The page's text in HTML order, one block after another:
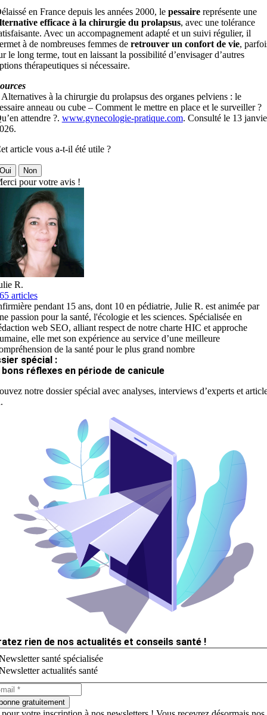
en France depuis les années 2000, le pessairereprésente une
efficace à la chirurgie du prolapsus, avec une tolérance
Avec un accompagnement adapté et un suivi régulier, il
à de nombreuses femmes de retrouver un confort de vie,
le long terme, tout en laissant la possibilité d’envisager d’autres
thérapeutiques si nécessaire.
à la chirurgie du prolapsus des organes pelviens : le
anneau ou cube – Comment le mettre en place et le surveiller ?
attendre ?. www.gynecologie-pratique.com. Consulté le 13
article vous a-t-il été utile ?
Non
pour votre avis !
R.
articles
pendant 15 ans, dont 10 en pédiatrie, Julie R. est animée par
passion pour la santé, l'écologie et les sciences. Spécialisée en
web SEO, alliant respect de notre charte HIC et approche
elle met son expérience au service d’une meilleure
de la santé pour le plus grand nombre
spécial :
bons réflexes en période de canicule
notre dossier spécial avec analyses, interviews d’experts et
rien de nos actualités et conseils santé !
santé spécialisée
actualités santé
gratuitement